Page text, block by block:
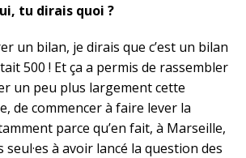
tu dirais quoi ?
un bilan, je dirais que c’est un bilan
500 ! Et ça a permis de rassembler
un peu plus largement cette
de commencer à faire lever la
parce qu’en fait, à Marseille,
à avoir lancé la question des